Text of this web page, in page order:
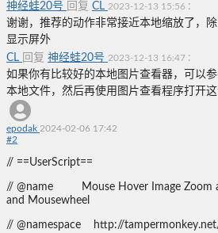
神经蛙20号 回复 CL 2023-12-13 15:56 :
谢谢，推荐的动作非常接近本地缩放了，
显示屏外
CL 回复 神经蛙20号 2023-12-13 16:47 :
如果你有比较好的本地图片查看器，可以
本地文件，然后再使用图片查看程序打开这
epodak 2024-02-06 17:42
#2
// ==UserScript==
// @name Mouse Hover Image Zoom
and Mousewheel
// @namespace http://